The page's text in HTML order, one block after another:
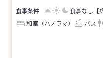
食事なし
和室（パノラマ）
バス